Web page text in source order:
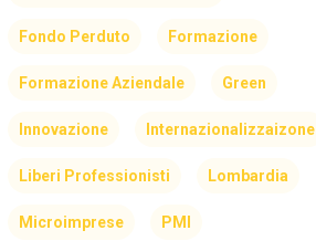
Fondo Perduto Formazione
Formazione Aziendale Green
Innovazione Internazionalizzaizone
Liberi Professionisti Lombardia
Microimprese PMI